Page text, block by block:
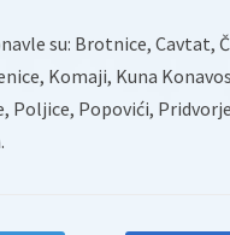
su: Brotnice, Cavtat,
Komaji, Kuna
Poljice, Popovići,